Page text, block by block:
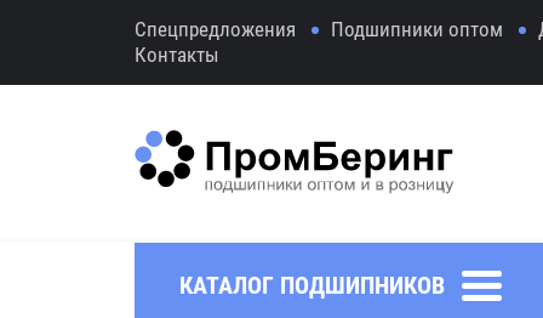
Спецпредложения Подшипники оптом
Контакты
КАТАЛОГ ПОДШИПНИКОВ